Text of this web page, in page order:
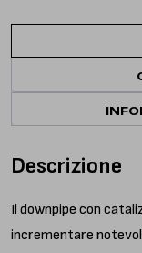
Descrizione
Il downpipe con
incrementare